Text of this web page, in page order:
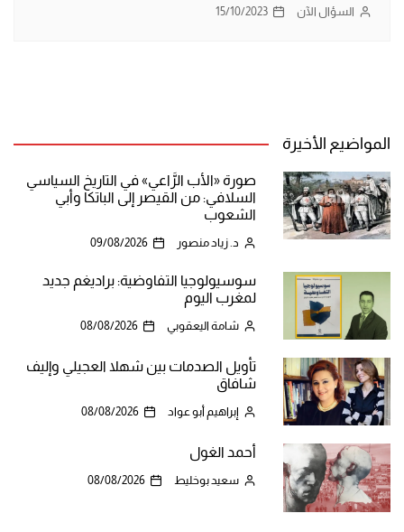
السؤال الآن 15/10/2023
المواضيع الأخيرة
صورة «الأب الرَّاعي» في التاريخ السياسي
السلافي: من القيصر إلى الباتكا وأبي
الشعوب
د. زياد منصور 09/08/2026
سوسيولوجيا التفاوضية: براديغم جديد
لمغرب اليوم
شامة اليعقوبي 08/08/2026
تأويل الصدمات بين شهلا العجيلي وإليف
شافاق
إبراهيم أبو عواد 08/08/2026
أحمد الغول
سعيد بوخليط 08/08/2026